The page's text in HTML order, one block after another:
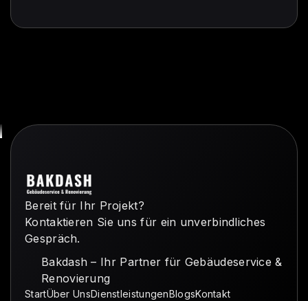
Bereit für Ihr Projekt?
Kontaktieren Sie uns für ein unverbindliches
Gespräch.
Bakdash – Ihr Partner für Gebäudeservice &
Renovierung
StartÜber UnsDienstleistungenBlogsKontakt